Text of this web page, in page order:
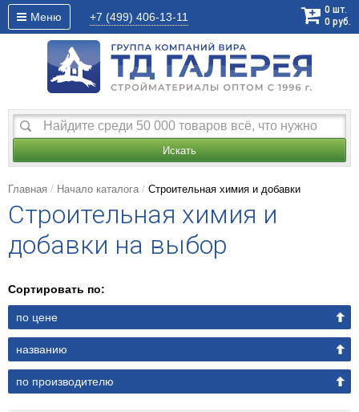
Меню +7 (499) 406-13-11
0 шт.
0 руб.
Искать
Главная Начало каталога Строительная химия и добавки
Строительная химия и
добавки на выбор
Сортировать по:
по цене
названию
по производителю